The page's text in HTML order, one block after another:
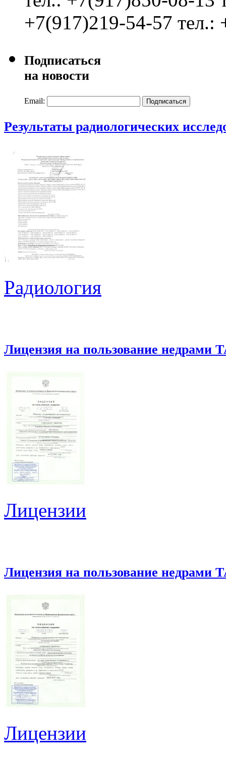
+7(917)219-54-57 тел.:
Подписаться
на новости
Email: Подписаться
Результаты радиологических
Радиология
Лицензия на пользование недрами
Лицензии
Лицензия на пользование недрами
Лицензии